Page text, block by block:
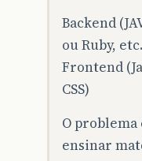
Backend
ou Ruby,
Frontend
CSS)
O
ensinar